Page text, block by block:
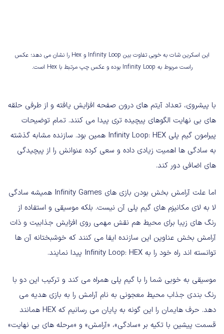
این اسکرین شات به خوبی تفاوت بین Infinity Loop و Hex را نشان می دهد؛ عکس
راست مربوط به Infinity Loop بوده و عکس چپ مرتبط با Hex است.
با پیشروی، تعداد آیتم های درون صفحه افزایش یافته و از طرفی حلقه
های بی نهایت الگوهای پیچیده تری پیدا می کنند. تمام توضیحات
پیرامون گیم پلی Infinity Loop: HEX همین بود. سازنده مشابه گذشته
به سادگی ها اهمیت زیادی داده و سعی کرده عنوانش را از پیچیدگی
های اضافی دور کند.
اما علت آرامش بخش بودن بازی های Infinity Games همیشه سادگی
لا به لای مکانیزم های گیم پلی آن نیست. بلکه موسیقی و استفاده از
رنگ های زیبا برای محیط هم نقش مهمی روی افزایش جذابیت و ذات
آرامش بخش عناوین این سازنده ایفا می کنند که خوشبختانه آن ها
توانسته اند راه خود را به Infinity Loop: HEX پیدا نمایند.
موسیقی به خوبی شما را با گیم پلی همراه می کند و ترکیب این دو با
رنگ بندی جذاب محیط معجونی به نام آرامش را به بازی هدیه می
دهد. حرف هایمان را این گونه به پایان می رسانیم که HEX همانند
قسمت پیشین با تکیه بر «سادگی»، «آرامش» و «مرحله های بی نهایت»